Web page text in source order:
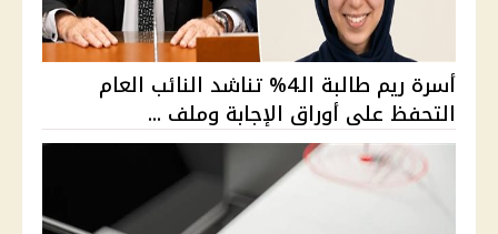
أسرة ريم طالبة الـ4% تناشد النائب العام
التحفظ على أوراق الإجابة وملف ...